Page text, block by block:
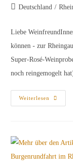
Autor:
Beitrags-
Deutschland /
Liebe
können - zur
Super-Rosé-
noch reingemogelt
Weiterlesen
Super-
Rosés